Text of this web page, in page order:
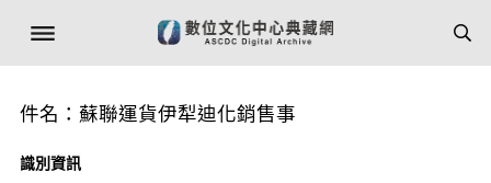
件名：蘇聯運貨伊犁迪化銷售事
識別資訊